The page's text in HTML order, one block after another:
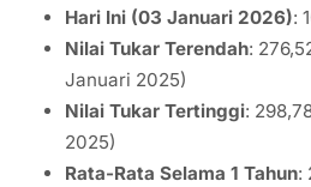
Hari Ini (03 Januari 2026):
Nilai Tukar Terendah:
Januari 2025)
Nilai Tukar Tertinggi:
2025)
Rata-Rata Selama 1 Tahun: